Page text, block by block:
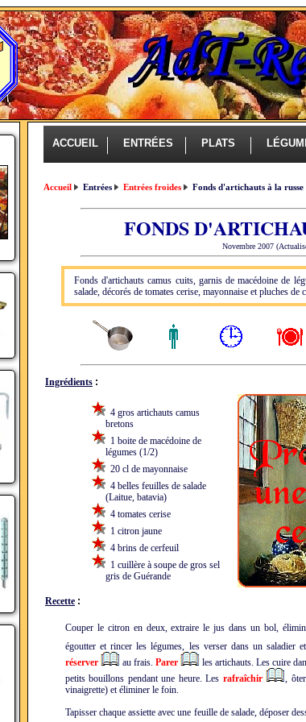
ACCUEIL ENTRÉES PLATS
Accueil Entrées Entrées froides Fonds d'artichauts à la russe
FONDS
Novembre 2007
Fonds d'artichauts camus cuits, garnis de macédoine de
salade, décorés de tomates cerise, mayonnaise et pluches de
Ingrédients :
4 gros artichauts camus
bretons
1 boite de macédoine de
légumes (1/2)
20 cl de mayonnaise
4 belles feuilles de salade
(Laitue, batavia)
4 tomates cerise
1 citron jaune
4 brins de cerfeuil
1 cuillère à soupe de gros sel
gris de Guérande
Recette :
Couper le citron en deux, extraire le jus dans un bol,
égoutter et rincer les légumes, les verser dans un saladier
réserver
au frais. Parer
les artichauts. Les cuire
petits bouillons pendant une heure. Les rafraîchir
,
vinaigrette) et éliminer le foin.
Tapisser chaque assiette avec une feuille de salade, déposer